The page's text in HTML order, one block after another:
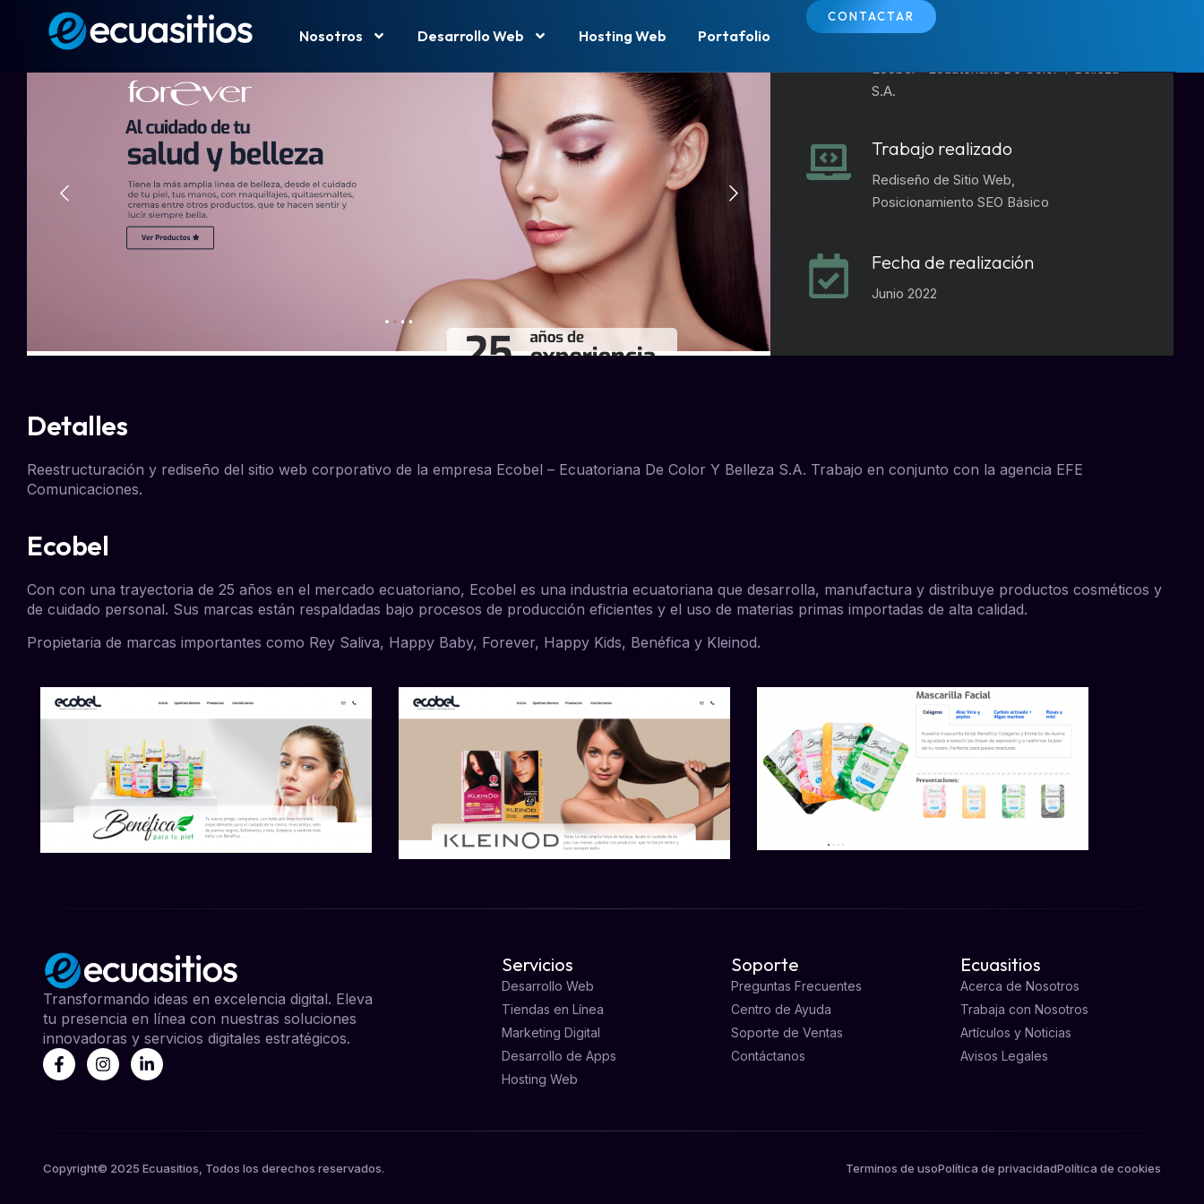
Nosotros Desarrollo Web Hosting Web Portafolio
CONTACTAR
Cliente
Ecobel - Ecuatoriana De Color Y Belleza
S.A.
Trabajo realizado
Rediseño de Sitio Web,
Posicionamiento SEO Básico
Fecha de realización
Junio 2022
Detalles
Reestructuración y rediseño del sitio web corporativo de la empresa Ecobel – Ecuatoriana De Color Y Belleza S.A. Trabajo en conjunto con la agencia EFE
Comunicaciones.
Ecobel
Con con una trayectoria de 25 años en el mercado ecuatoriano, Ecobel es una industria ecuatoriana que desarrolla, manufactura y distribuye productos cosméticos y
de cuidado personal. Sus marcas están respaldadas bajo procesos de producción eficientes y el uso de materias primas importadas de alta calidad.
Propietaria de marcas importantes como Rey Saliva, Happy Baby, Forever, Happy Kids, Benéfica y Kleinod.
Transformando ideas en excelencia digital. Eleva
tu presencia en línea con nuestras soluciones
innovadoras y servicios digitales estratégicos.
Servicios
Desarrollo Web
Tiendas en Línea
Marketing Digital
Desarrollo de Apps
Hosting Web
Soporte
Preguntas Frecuentes
Centro de Ayuda
Soporte de Ventas
Contáctanos
Ecuasitios
Acerca de Nosotros
Trabaja con Nosotros
Artículos y Noticias
Avisos Legales
Copyright© 2025 Ecuasitios, Todos los derechos reservados. Terminos de usoPolítica de privacidadPolítica de cookies